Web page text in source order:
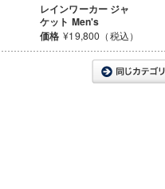
レインワーカー ジャ
ケット Men's
価格 ¥19,800（税込）